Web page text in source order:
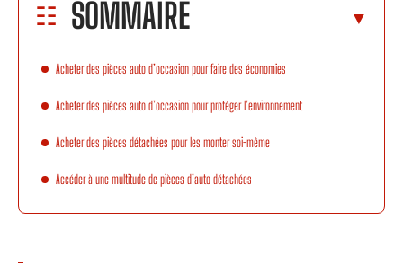
SOMMAIRE
Acheter des pièces auto d’occasion pour faire des économies
Acheter des pièces auto d’occasion pour protéger l’environnement
Acheter des pièces détachées pour les monter soi-même
Accéder à une multitude de pièces d’auto détachées